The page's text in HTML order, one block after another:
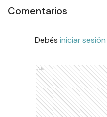
Comentarios
Debés iniciar sesión
Ads